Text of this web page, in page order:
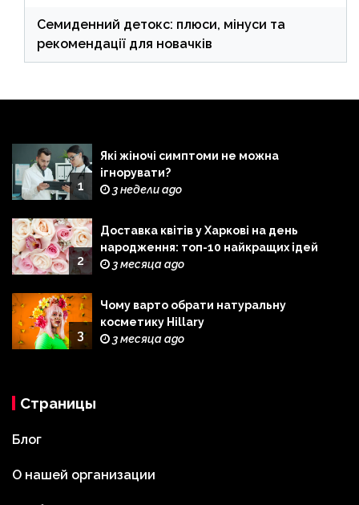
Семиденний детокс: плюси, мінуси та
рекомендації для новачків
1
Які жіночі симптоми не можна
ігнорувати?
3 недели ago
2
Доставка квітів у Харкові на день
народження: топ-10 найкращих ідей
3 месяца ago
3
Чому варто обрати натуральну
косметику Hillary
3 месяца ago
Страницы
Блог
О нашей организации